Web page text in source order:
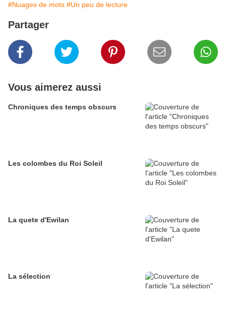
#Nuages de mots #Un peu de lecture
Partager
Vous aimerez aussi
Chroniques des temps obscurs
Les colombes du Roi Soleil
La quete d'Ewilan
La sélection